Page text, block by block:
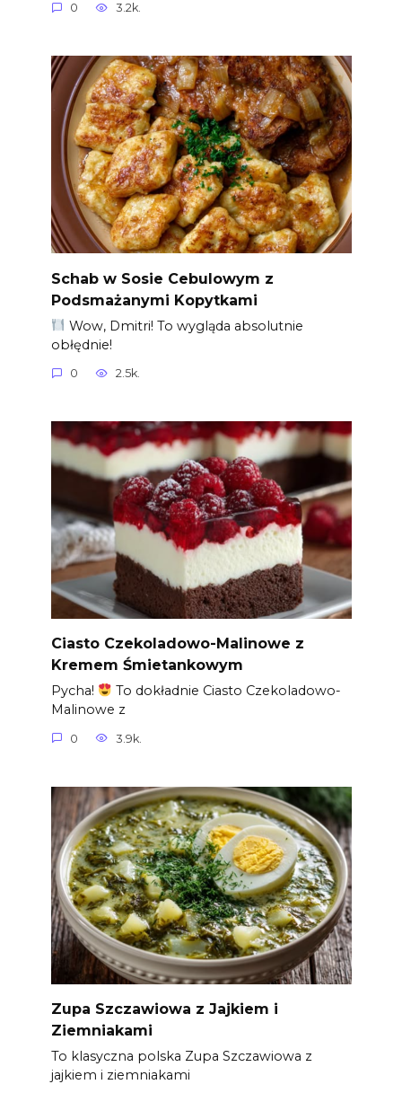
0 3.2k.
Schab w Sosie Cebulowym z
Podsmażanymi Kopytkami
Wow, Dmitri! To wygląda absolutnie
obłędnie!
0 2.5k.
Ciasto Czekoladowo-Malinowe z
Kremem Śmietankowym
Pycha!
To dokładnie Ciasto Czekoladowo-
Malinowe z
0 3.9k.
Zupa Szczawiowa z Jajkiem i
Ziemniakami
To klasyczna polska Zupa Szczawiowa z
jajkiem i ziemniakami